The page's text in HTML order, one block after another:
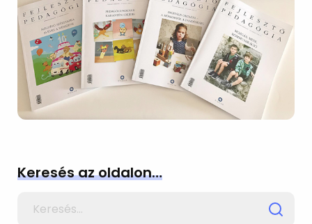
Keresés az oldalon…